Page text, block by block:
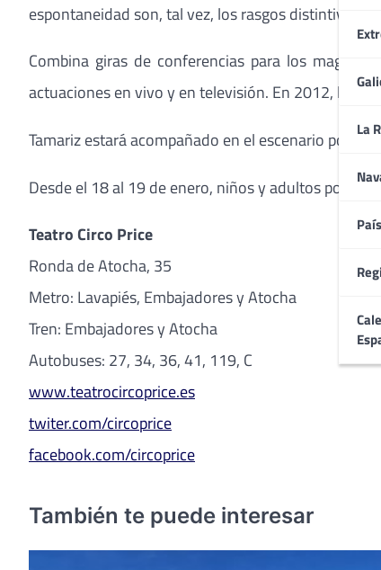
La
espontaneidad son, tal vez, los rasgos distintivos
Combina giras de conferencias para los magos
actuaciones en vivo y en televisión. En 2012, le
Tamariz estará acompañado en el escenario por
Desde el 18 al 19 de enero, niños y adultos
Teatro Circo Price
Ronda de Atocha, 35
Metro: Lavapiés, Embajadores y Atocha
Tren: Embajadores y Atocha
Autobuses: 27, 34, 36, 41, 119, C
www.teatrocircoprice.es
twiter.com/circoprice
facebook.com/circoprice
También te puede interesar